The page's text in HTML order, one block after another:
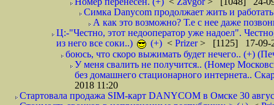
Симка Danycom продолжает жить и
А как это возможно? Т.е с нее даже
Ц:-"Честно, этот недооператор уже надоел".
из него все соки..)
(+) < Prizer> [1125] 17-09-
боюсь, что скоро выжимать будет нечего.. (+)
У меня свалить не получится.. (Номер
без домашнего стационарного интернета..
2018 11:20
Стартовала продажа SIM-карт DANYCOM в Омске 30